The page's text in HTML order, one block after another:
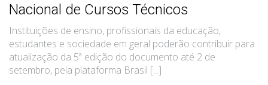
Nacional de Cursos Técnicos
Instituições de ensino, profissionais da educação,
estudantes e sociedade em geral poderão contribuir para
atualização da 5ª edição do documento até 2 de
setembro, pela plataforma Brasil [...]